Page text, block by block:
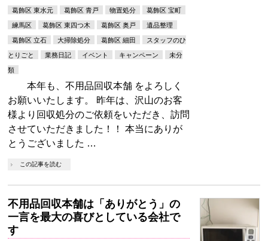
葛飾区 東水元 葛飾区 青戸 物置処分 葛飾区 宝町
練馬区 葛飾区 東四つ木 葛飾区 奥戸 遺品整理
葛飾区 立石 大掃除処分 葛飾区 細田 スタッフのひ
とりごと 業務日記 イベント キャンペーン 未分
類
本年も、不用品回収本舗 をよろしく
お願いいたします。 昨年は、沢山のお客
様より回収処分のご依頼をいただき、訪問
させていただきました！！ 本当にありが
とうございました …
この記事を読む
不用品回収本舗は「ありがとう」の
一言を最大の喜びとしている会社で
す